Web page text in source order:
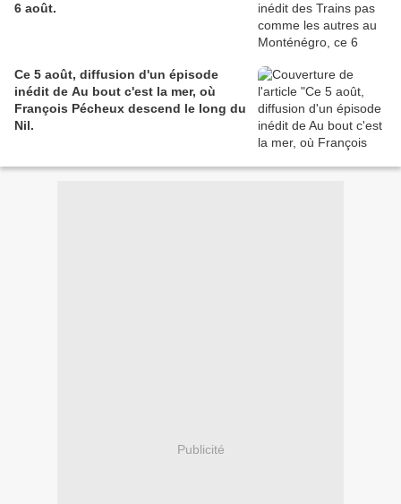
6 août.
Ce 5 août, diffusion d'un épisode
inédit de Au bout c'est la mer, où
François Pécheux descend le long du
Nil.
Publicité